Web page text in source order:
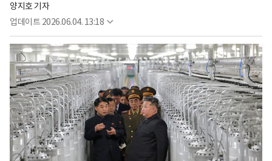
양지호 기자
업데이트 2026.06.04. 13:18